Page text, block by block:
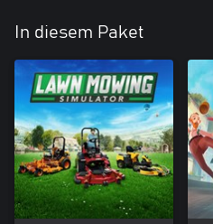
In diesem Paket